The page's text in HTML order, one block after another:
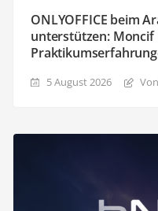
ONLYOFFICE beim
unterstützen:
5 August 2026